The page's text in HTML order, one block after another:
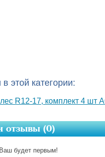
этой категории:
R12-17, комплект 4 шт
отзывы (0)
будет первым!